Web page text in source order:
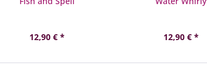
12,90 € * 12,90 € *